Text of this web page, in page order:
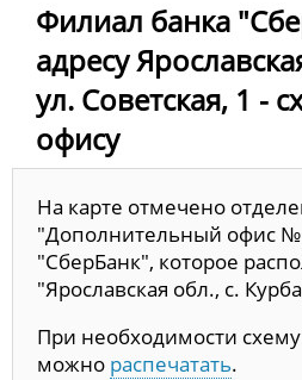
Филиал банка
адресу
ул. Советская, 1 -
офису
На карте отмечено
"Дополнительный офис №
"СберБанк", которое
"Ярославская обл., с.
При необходимости
можно распечатать.